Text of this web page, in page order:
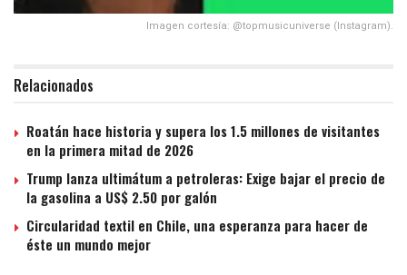
Imagen cortesía: @topmusicuniverse (Instagram).
Relacionados
Roatán hace historia y supera los 1.5 millones de visitantes
en la primera mitad de 2026
Trump lanza ultimátum a petroleras: Exige bajar el precio de
la gasolina a US$ 2.50 por galón
Circularidad textil en Chile, una esperanza para hacer de
éste un mundo mejor